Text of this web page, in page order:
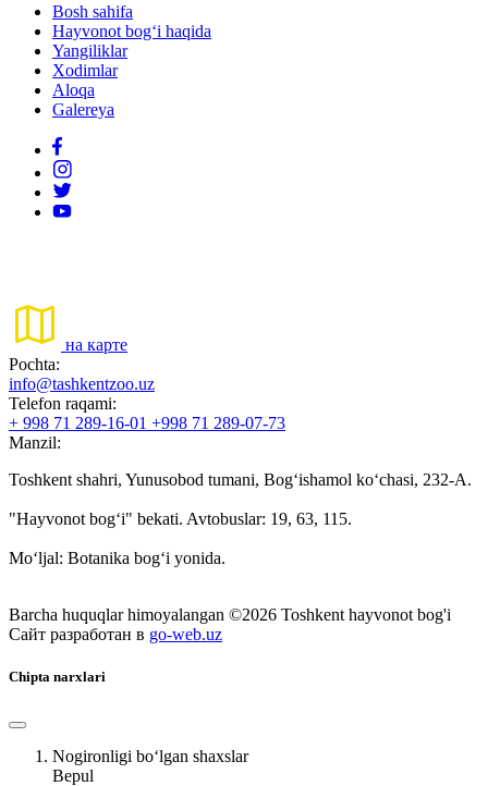
Bosh sahifa
Hayvonot bog‘i haqida
Yangiliklar
Xodimlar
Aloqa
Galereya
на карте
Pochta:
info@tashkentzoo.uz
Telefon raqami:
+ 998 71 289-16-01 +998 71 289-07-73
Manzil:
Toshkent shahri, Yunusobod tumani, Bog‘ishamol ko‘chasi, 232-A.
"Hayvonot bog‘i" bekati. Avtobuslar: 19, 63, 115.
Mo‘ljal: Botanika bog‘i yonida.
Barcha huquqlar himoyalangan ©2026 Toshkent hayvonot bog'i
Сайт разработан в go-web.uz
Chipta narxlari
Nogironligi bo‘lgan shaxslar
Bepul